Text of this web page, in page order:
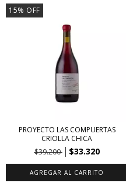
15% OFF
PROYECTO LAS COMPUERTAS
CRIOLLA CHICA
$39.200
$33.320